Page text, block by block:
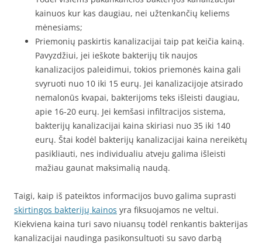
kainuos kur kas daugiau, nei užtenkančių keliems
mėnesiams;
Priemonių paskirtis kanalizacijai taip pat keičia kainą.
Pavyzdžiui, jei ieškote bakterijų tik naujos
kanalizacijos paleidimui, tokios priemonės kaina gali
svyruoti nuo 10 iki 15 eurų. Jei kanalizacijoje atsirado
nemalonūs kvapai, bakterijoms teks išleisti daugiau,
apie 16-20 eurų. Jei kemšasi infiltracijos sistema,
bakterijų kanalizacijai kaina skiriasi nuo 35 iki 140
eurų. Štai kodėl bakterijų kanalizacijai kaina nereikėtų
pasikliauti, nes individualiu atveju galima išleisti
mažiau gaunat maksimalią naudą.
Taigi, kaip iš pateiktos informacijos buvo galima suprasti
skirtingos bakterijų kainos yra fiksuojamos ne veltui.
Kiekviena kaina turi savo niuansų todėl renkantis bakterijas
kanalizacijai naudinga pasikonsultuoti su savo darbą